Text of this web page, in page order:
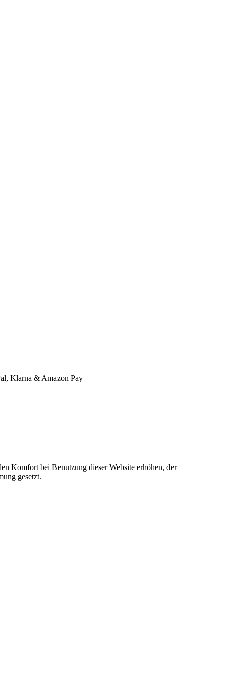
Klarna & Amazon Pay
Komfort bei Benutzung dieser Website erhöhen, der
gesetzt.